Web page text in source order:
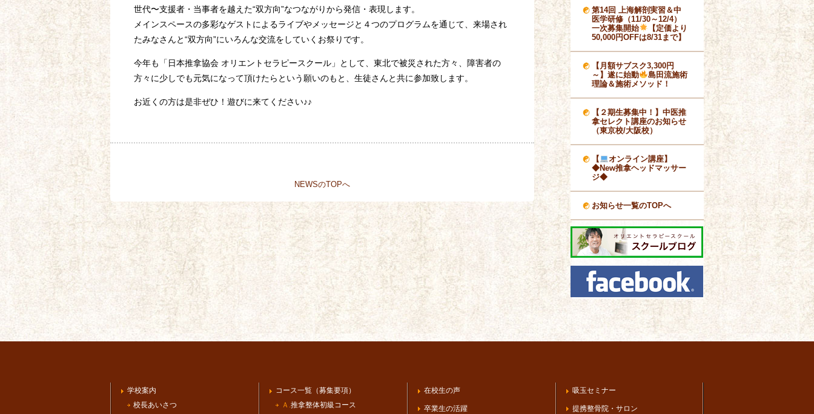
世代〜支援者・当事者を越えた“双方向”なつながりから発信・表現します。
メインスペースの多彩なゲストによるライブやメッセージと４つのプログラムを通じて、来場され
たみなさんと“双方向”にいろんな交流をしていくお祭りです。
今年も「日本推拿協会 オリエントセラピースクール」として、東北で被災された方々、障害者の
方々に少しでも元気になって頂けたらという願いのもと、生徒さんと共に参加致します。
お近くの方は是非ぜひ！遊びに来てください♪♪
NEWSのTOPへ
第14回 上海解剖実習＆中
医学研修（11/30～12/4）
一次募集開始
【定価より
50,000円OFFは8/31まで】
【月額サブスク3,300円
～】遂に始動
島田流施術
理論＆施術メソッド！
【２期生募集中！】中医推
拿セレクト講座のお知らせ
（東京校/大阪校）
【
オンライン講座】
◆New推拿ヘッドマッサー
ジ◆
お知らせ一覧のTOPへ
学校案内
校長あいさつ
コース一覧（募集要項）
Ａ.推拿整体初級コース
在校生の声
卒業生の活躍
吸玉セミナー
提携整骨院・サロン